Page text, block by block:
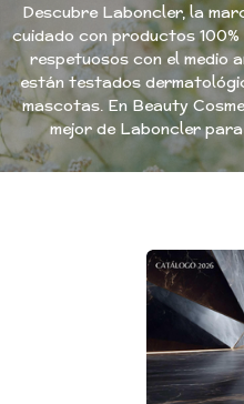
Descubre Laboncler, la
cuidado con productos
respetuosos con el medio
están testados
mascotas. En Beauty
mejor de Laboncler